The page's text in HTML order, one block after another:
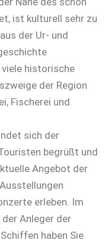
ist kulturell sehr zu
der Ur- und
historische
der Region
Fischerei und
sich der
begrüßt und
Angebot der
erleben. Im
Anleger der
haben Sie